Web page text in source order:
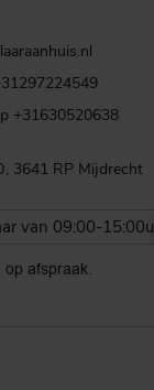
+31630520638
3641 RP Mijdrecht
van 09:00-15:00u
op afspraak.